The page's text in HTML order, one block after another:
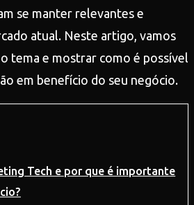
se manter relevantes e
atual. Neste artigo, vamos
tema e mostrar como é possível
em benefício do seu negócio.
Tech e por que é importante